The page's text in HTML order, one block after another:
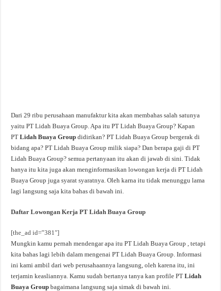
Dari 29 ribu perusahaan manufaktur kita akan membahas salah satunya
yaitu PT Lidah Buaya Group. Apa itu PT Lidah Buaya Group? Kapan
PTLidah Buaya Groupdidirikan? PT Lidah Buaya Group bergerak di
bidang apa? PT Lidah Buaya Group milik siapa? Dan berapa gaji di PT
Lidah Buaya Group? semua pertanyaan itu akan di jawab di sini. Tidak
hanya itu kita juga akan menginformasikan lowongan kerja di PT Lidah
Buaya Group juga syarat syaratnya. Oleh karna itu tidak menunggu lama
lagi langsung saja kita bahas di bawah ini.
Daftar Lowongan Kerja PT Lidah Buaya Group
[the_ad id=”381″]
Mungkin kamu pernah mendengar apa itu PT Lidah Buaya Group , tetapi
kita bahas lagi lebih dalam mengenai PT Lidah Buaya Group. Informasi
ini kami ambil dari web perusahaannya langsung, oleh karena itu, ini
terjamin keasliannya. Kamu sudah bertanya tanya kan profile PTLidah
Buaya Groupbagaimana langsung saja simak di bawah ini.